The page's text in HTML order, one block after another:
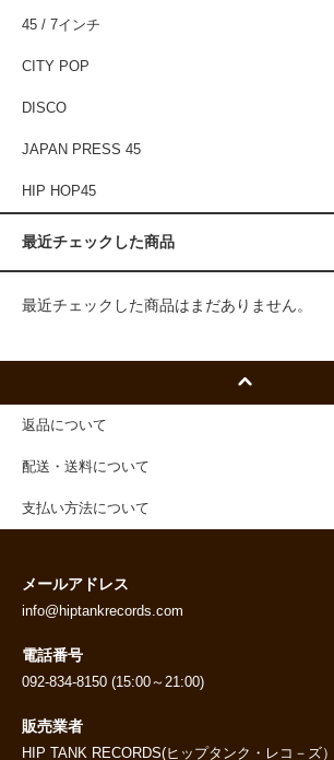
45 / 7インチ
CITY POP
DISCO
JAPAN PRESS 45
HIP HOP45
最近チェックした商品
最近チェックした商品はまだありません。
返品について
配送・送料について
支払い方法について
メールアドレス
info@hiptankrecords.com
電話番号
092-834-8150 (15:00～21:00)
販売業者
HIP TANK RECORDS(ヒップタンク・レコ－ズ）